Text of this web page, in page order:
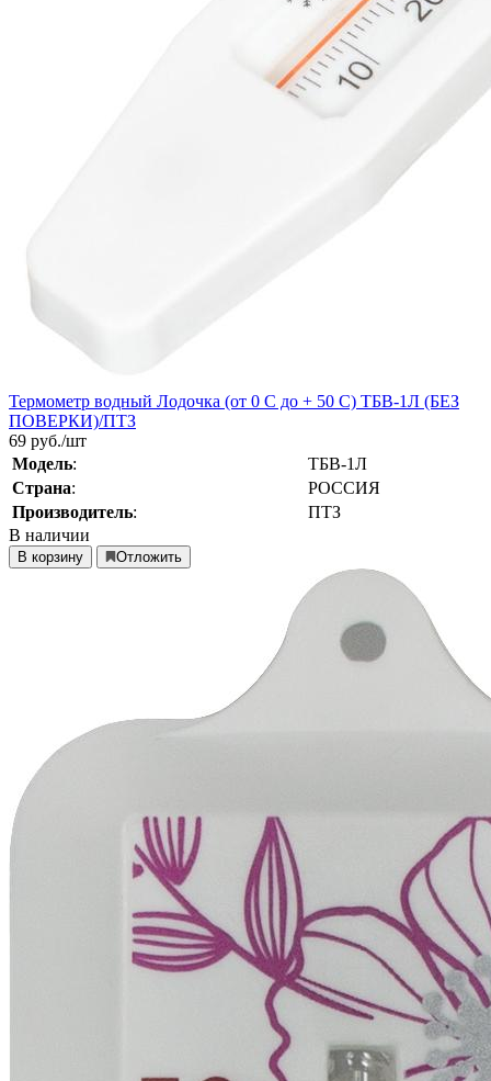
Термометр водный Лодочка (от 0 С до + 50 С) ТБВ-1Л (БЕЗ
ПОВЕРКИ)/ПТЗ
69 руб./шт
Модель:
ТБВ-1Л
Страна:
РОССИЯ
Производитель:
ПТЗ
В наличии
В корзину Отложить